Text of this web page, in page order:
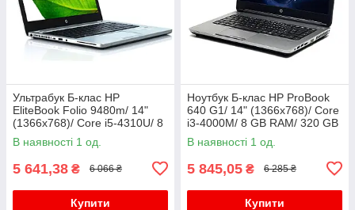
Ультрабук Б-клас HP
EliteBook Folio 9480m/ 14"
(1366x768)/ Core i5-4310U/ 8
GB RAM/ 180 GB SSD/ HD
4400
В наявності 1 од.
5 641,38 ₴ 6 066 ₴
Купити
Ноутбук Б-клас HP ProBook
640 G1/ 14" (1366x768)/ Core
i3-4000M/ 8 GB RAM/ 320 GB
HDD/ HD Graphic 4600
В наявності 1 од.
5 845,05 ₴ 6 285 ₴
Купити